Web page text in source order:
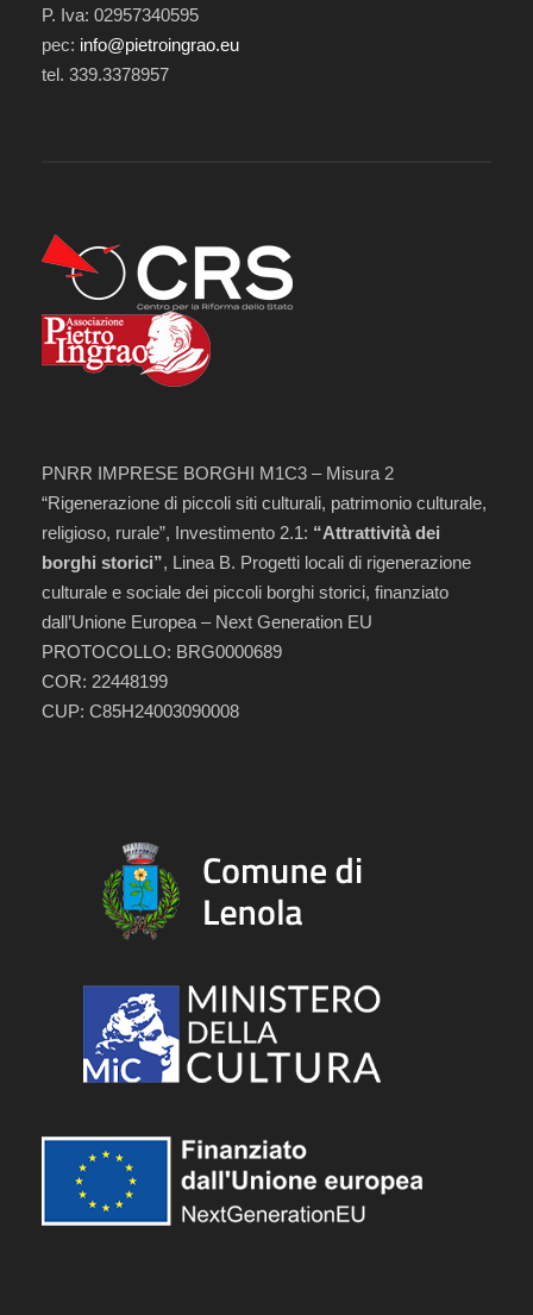
P. Iva: 02957340595
pec: info@pietroingrao.eu
tel. 339.3378957
PNRR IMPRESE BORGHI M1C3 – Misura 2
“Rigenerazione di piccoli siti culturali, patrimonio culturale,
religioso, rurale”, Investimento 2.1: “Attrattività dei
borghi storici”, Linea B. Progetti locali di rigenerazione
culturale e sociale dei piccoli borghi storici, finanziato
dall’Unione Europea – Next Generation EU
PROTOCOLLO: BRG0000689
COR: 22448199
CUP: C85H24003090008